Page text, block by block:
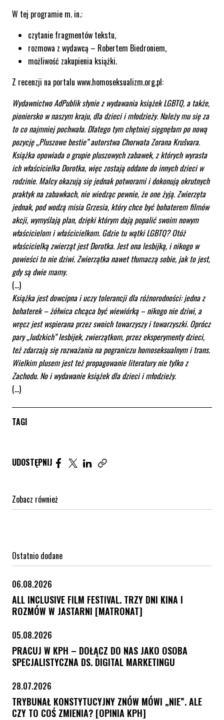
W tej programie m. in.:
czytanie fragmentów tekstu,
rozmowa z wydawcą – Robertem Biedroniem,
możliwość zakupienia książki.
Z recenzji na portalu www.homoseksualizm.org.pl:
Wydawnictwo AdPublik słynie z wydawania książek LGBTQ, a także,
pioniersko w naszym kraju, dla dzieci i młodzieży. Należy mu się za
to co najmniej pochwała. Dlatego tym chętniej sięgnęłam po nową
pozycję „Pluszowe bestie” autorstwa Chorwata Zorana Krušvara.
Książka opowiada o grupie pluszowych zabawek, z których wyrasta
ich właścicielka Dorotka, więc zostają oddane do innych dzieci w
rodzinie. Malcy okazują się jednak potworami i dokonują okrutnych
praktyk na zabawkach, nie wiedząc pewnie, że one żyją. Zwierzęta
jednak, pod wodzą misia Grzesia, który chce być bohaterem filmów
akcji, wymyślają plan, dzięki którym dają popalić swoim nowym
właścicielom i właścicielkom. Gdzie tu wątki LGBTQ? Otóż
właścicielką zwierząt jest Dorotka. Jest ona lesbijką, i nikogo w
powieści to nie dziwi. Zwierzątka nawet tłumaczą sobie, jak to jest,
gdy są dwie mamy.
(…)
Książka jest dowcipna i uczy tolerancji dla różnorodności: jedna z
bohaterek – żółwica chcąca być wiewiórką – nikogo nie dziwi, a
wręcz jest wspierana przez swoich towarzyszy i towarzyszki. Oprócz
pary „ludzkich” lesbijek, zwierzątkom, przez eksperymenty dzieci,
też zdarzają się rozważania na pograniczu homoseksualnym i trans.
Wielkim plusem jest też propagowanie literatury nie tylko z
Zachodu. No i wydawanie książek dla dzieci i młodzieży.
(…)
TAGI
UDOSTĘPNIJ Udostępnij artykuł na Facebook. Strona otwiera się
Udostępnij artykuł na Twitter. Strona otwiera
Udostępnij artykuł na Linkedin. Strona
Zobacz również
Ostatnio dodane
06.08.2026
ALL INCLUSIVE FILM FESTIVAL. TRZY DNI KINA I
ROZMÓW W JASTARNI [MATRONAT]
05.08.2026
PRACUJ W KPH – DOŁĄCZ DO NAS JAKO OSOBA
SPECJALISTYCZNA DS. DIGITAL MARKETINGU
28.07.2026
TRYBUNAŁ KONSTYTUCYJNY ZNÓW MÓWI „NIE”. ALE
CZY TO COŚ ZMIENIA? [OPINIA KPH]